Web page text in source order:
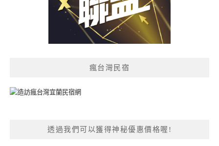
瘋台灣民宿
透過我們可以獲得神秘優惠價格喔!